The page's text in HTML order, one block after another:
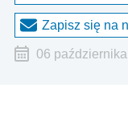
Zapisz się na
06